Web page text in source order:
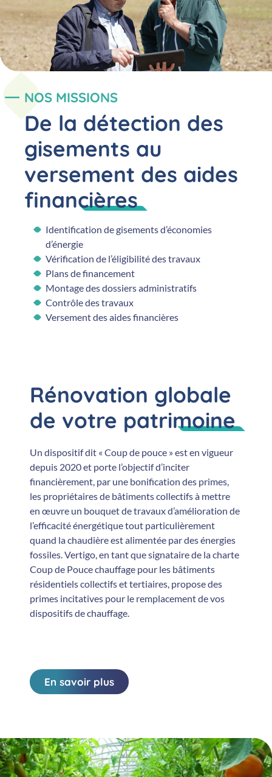
NOS MISSIONS
De la détection des
gisements au
versement des aides
financières
Identification de gisements d’économies
d’énergie
Vérification de l’éligibilité des travaux
Plans de financement
Montage des dossiers administratifs
Contrôle des travaux
Versement des aides financières
Rénovation globale
de votre patrimoine
Un dispositif dit « Coup de pouce » est en vigueur
depuis 2020 et porte l’objectif d’inciter
financièrement, par une bonification des primes,
les propriétaires de bâtiments collectifs à mettre
en œuvre un bouquet de travaux d’amélioration de
l’efficacité énergétique tout particulièrement
quand la chaudière est alimentée par des énergies
fossiles. Vertigo, en tant que signataire de la charte
Coup de Pouce chauffage pour les bâtiments
résidentiels collectifs et tertiaires, propose des
primes incitatives pour le remplacement de vos
dispositifs de chauffage.
En savoir plus